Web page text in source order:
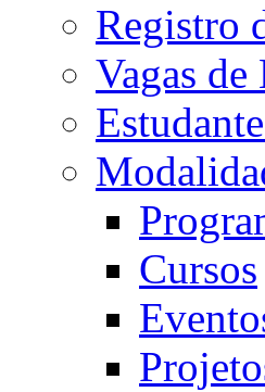
Registro
Vagas de
Cursos